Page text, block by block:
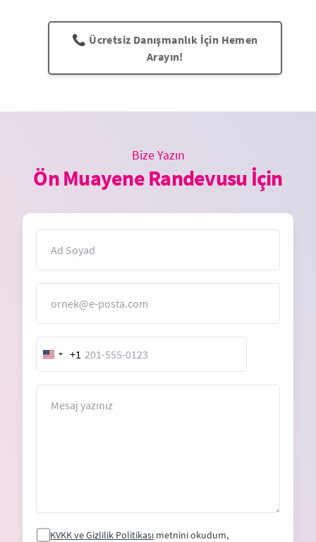
📞 Ücretsiz Danışmanlık İçin Hemen
Arayın!
Bize Yazın
Ön Muayene Randevusu İçin
United
States
+1
KVKK ve Gizlilik Politikası metnini okudum,